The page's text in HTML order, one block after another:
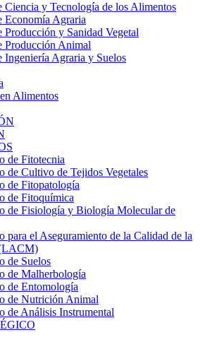
Ciencia y Tecnología de los Alimentos
Economía Agraria
Producción y Sanidad Vegetal
Producción Animal
Ingeniería Agraria y Suelos
Alimentos
de Fitotecnia
de Cultivo de Tejidos Vegetales
de Fitopatología
de Fitoquímica
de Fisiología y Biología Molecular de
para el Aseguramiento de la Calidad de la
de Suelos
de Malherbología
de Entomología
de Nutrición Animal
de Análisis Instrumental